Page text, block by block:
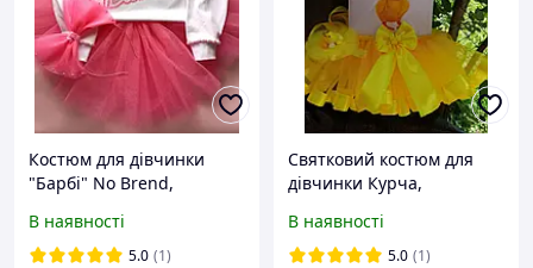
Костюм для дівчинки
"Барбі" No Brend,
колір білий + рожевий,
розміри 1-10 років
В наявності
5.0 (1)
Святковий костюм для
дівчинки Курча,
обруч, білий + жовтий
колір
В наявності
5.0 (1)